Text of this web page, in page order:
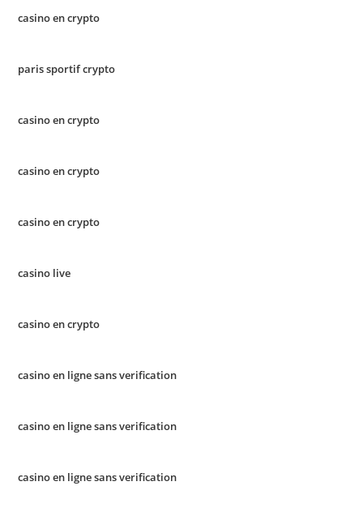
casino en crypto
paris sportif crypto
casino en crypto
casino en crypto
casino en crypto
casino live
casino en crypto
casino en ligne sans verification
casino en ligne sans verification
casino en ligne sans verification